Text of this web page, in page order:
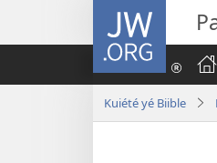
JW.ORG
Kuiété yé Biible